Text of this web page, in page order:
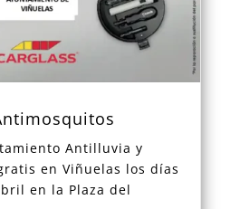
Antilluvia y
en Viñuelas los días
en la Plaza del